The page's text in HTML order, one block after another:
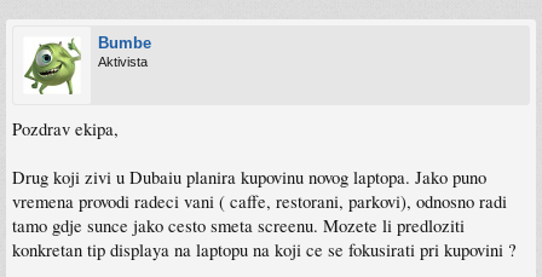
Bumbe
Aktivista
Pozdrav ekipa,
Drug koji zivi u Dubaiu planira kupovinu novog laptopa. Jako puno
vremena provodi radeci vani ( caffe, restorani, parkovi), odnosno radi
tamo gdje sunce jako cesto smeta screenu. Mozete li predloziti
konkretan tip displaya na laptopu na koji ce se fokusirati pri kupovini ?